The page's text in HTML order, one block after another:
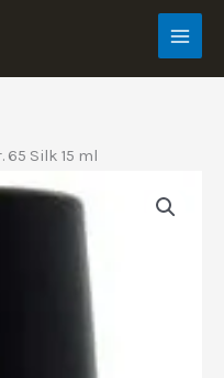
65 Silk 15 ml